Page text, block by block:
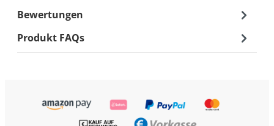
Bewertungen
Produkt FAQs